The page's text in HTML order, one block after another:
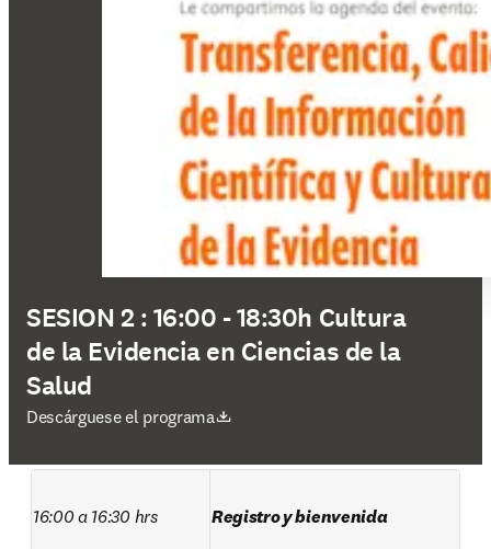
SESION 2 : 16:00 - 18:30h Cultura
de la Evidencia en Ciencias de la
Salud
Descárguese el programa
se abre en una nueva pestaña/ventana
16:00 a 16:30 hrs Registro y bienvenida